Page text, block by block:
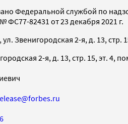
Федеральной службой по
82431 от 23 декабря 2021 г.
Звенигородская 2-я, д. 13, стр.
2-я, д. 13, стр. 15, эт. 4,